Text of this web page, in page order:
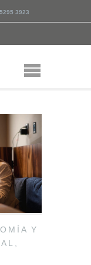
3923
Y
,